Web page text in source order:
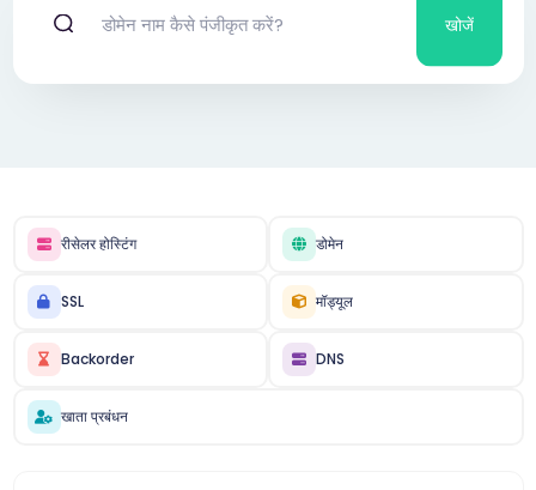
खोजें
रीसेलर होस्टिंग डोमेन
SSL मॉड्यूल
Backorder DNS
खाता प्रबंधन